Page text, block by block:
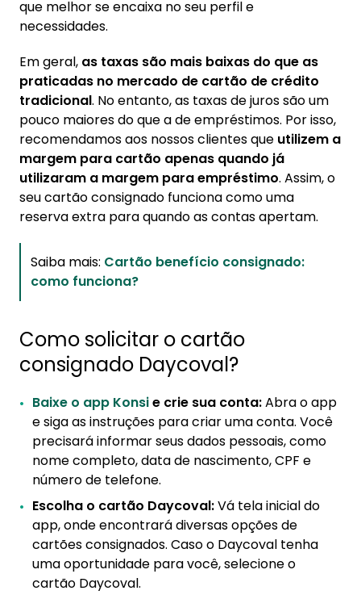
que melhor se encaixa no seu perfil e
necessidades.
Em geral, as taxas são mais baixas do que as
praticadas no mercado de cartão de crédito
tradicional. No entanto, as taxas de juros são um
pouco maiores do que a de empréstimos. Por isso,
recomendamos aos nossos clientes que utilizem a
margem para cartão apenas quando já
utilizaram a margem para empréstimo. Assim, o
seu cartão consignado funciona como uma
reserva extra para quando as contas apertam.
Saiba mais: Cartão benefício consignado:
como funciona?
Como solicitar o cartão
consignado Daycoval?
Baixe o app Konsie crie sua conta:Abra o app
e siga as instruções para criar uma conta. Você
precisará informar seus dados pessoais, como
nome completo, data de nascimento, CPF e
número de telefone.
Escolha o cartão Daycoval:Vá tela inicial do
app, onde encontrará diversas opções de
cartões consignados. Caso o Daycoval tenha
uma oportunidade para você, selecione o
cartão Daycoval.